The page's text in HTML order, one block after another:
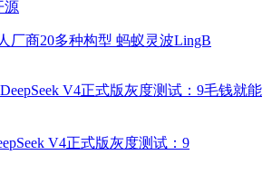
厂商20多种构型 蚂蚁灵波LingB
V4正式版灰度测试：9